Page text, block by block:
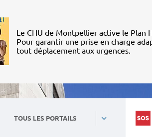
Le CHU de Montpellier active le Plan
Pour garantir une prise en charge
tout déplacement aux urgences.
TOUS LES PORTAILS